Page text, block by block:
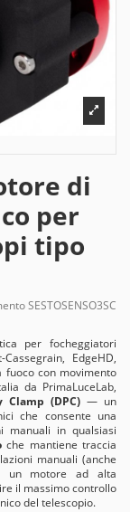
di
per
tipo
SESTOSENSO3SC
per focheggiatori
EdgeHD,
fuoco con movimento
da PrimaLuceLab,
Clamp (DPC) — un
che consente una
manuali in qualsiasi
che mantiene traccia
manuali (anche
motore ad alta
il massimo controllo
del telescopio.